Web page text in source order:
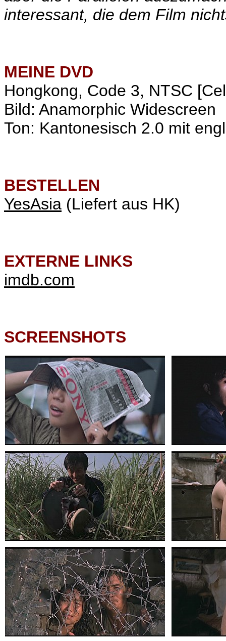
interessant, die dem Film
MEINE DVD
Hongkong, Code 3, NTSC
Bild: Anamorphic Widescreen
Ton: Kantonesisch 2.0 mit
BESTELLEN
YesAsia (Liefert aus HK)
EXTERNE LINKS
imdb.com
SCREENSHOTS